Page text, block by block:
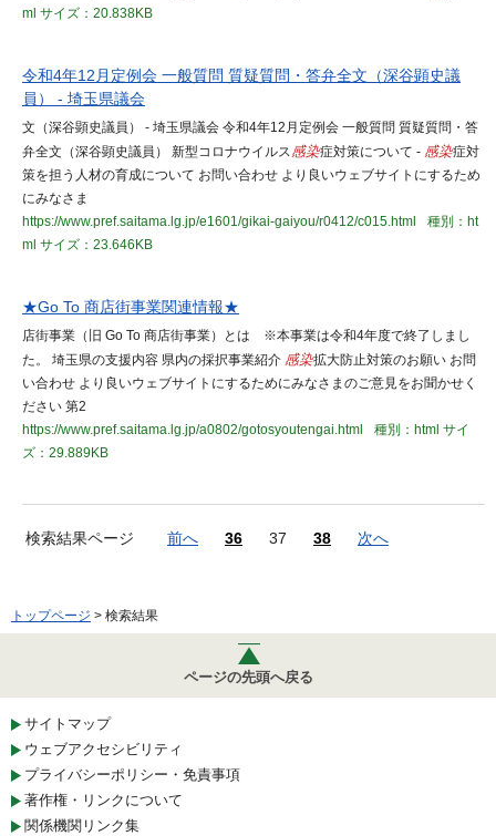
ml サイズ：20.838KB
令和4年12月定例会 一般質問 質疑質問・答弁全文（深谷顕史議
員） - 埼玉県議会
文（深谷顕史議員） - 埼玉県議会 令和4年12月定例会 一般質問 質疑質問・答
弁全文（深谷顕史議員） 新型コロナウイルス感染症対策について - 感染症対
策を担う人材の育成について お問い合わせ より良いウェブサイトにするため
にみなさま
https://www.pref.saitama.lg.jp/e1601/gikai-gaiyou/r0412/c015.html
種別：ht
ml サイズ：23.646KB
★Go To 商店街事業関連情報★
店街事業（旧 Go To 商店街事業）とは ※本事業は令和4年度で終了しまし
た。 埼玉県の支援内容 県内の採択事業紹介 感染拡大防止対策のお願い お問
い合わせ より良いウェブサイトにするためにみなさまのご意見をお聞かせく
ださい 第2
https://www.pref.saitama.lg.jp/a0802/gotosyoutengai.html
種別：html サイ
ズ：29.889KB
検索結果ページ 前へ 36 37 38 次へ
トップページ > 検索結果
ページの先頭へ戻る
サイトマップ
ウェブアクセシビリティ
プライバシーポリシー・免責事項
著作権・リンクについて
関係機関リンク集